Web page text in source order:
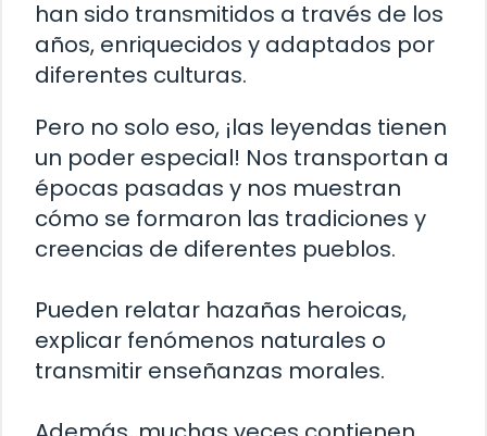
han sido transmitidos a través de los
años, enriquecidos y adaptados por
diferentes culturas.
Pero no solo eso, ¡las leyendas tienen
un poder especial! Nos transportan a
épocas pasadas y nos muestran
cómo se formaron las tradiciones y
creencias de diferentes pueblos.
Pueden relatar hazañas heroicas,
explicar fenómenos naturales o
transmitir enseñanzas morales.